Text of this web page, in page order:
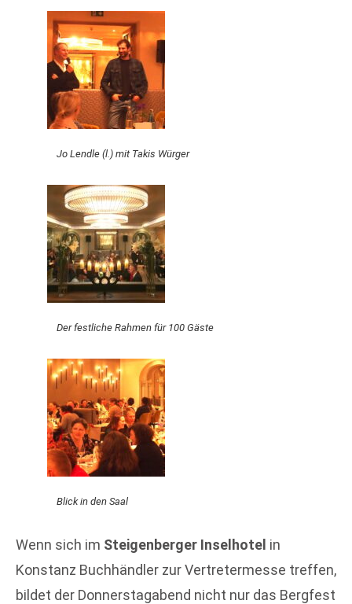
Jo Lendle (l.) mit Takis Würger
Der festliche Rahmen für 100 Gäste
Blick in den Saal
Wenn sich im Steigenberger Inselhotel in
Konstanz Buchhändler zur Vertretermesse treffen,
bildet der Donnerstagabend nicht nur das Bergfest